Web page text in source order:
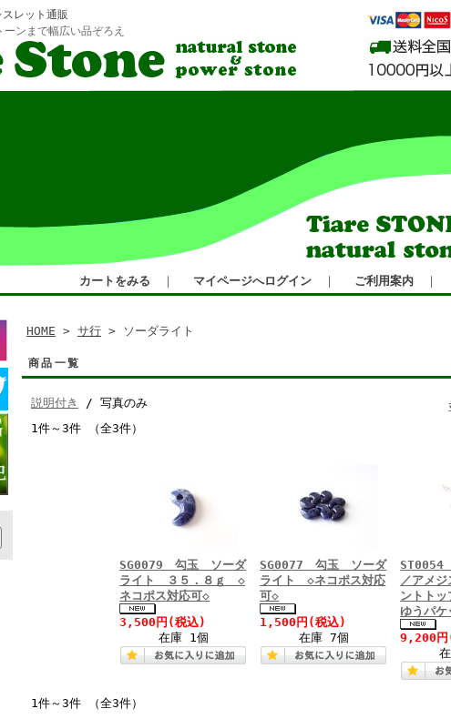
レット通販
ンまで幅広い品ぞろえ
カートをみる ｜ マイページへログイン ｜ ご利用案内 ｜
HOME > サ行 > ソーダライト
商品一覧
説明付き
/ 写真のみ
1件～3件 （全3件）
SG0079 勾玉 ソーダ
ライト ３５．８ｇ ◇
ネコポス対応可◇
3,500円 (税込)
在庫 1個
SG0077 勾玉 ソーダ
ライト ◇ネコポス対応
可◇
1,500円 (税込)
在庫 7個
ST0054
／アメ
ントト
ゆうパ
9,200円
1件～3件 （全3件）